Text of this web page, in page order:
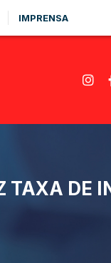
IMPRENSA
TAXA DE